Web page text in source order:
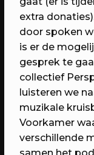
6 jaar
Een avond
beste van
extra
door spoken
is er de
gesprek te
collectief
luisteren we
muzikale
Voorkamer
verschillende